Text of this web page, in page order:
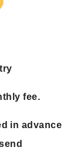
fee.
in advance